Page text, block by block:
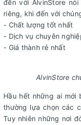
đến với AlvinStore
riêng, khi đến với
- Chất lượng tốt nhất
- Dịch vụ chuyên
- Giá thành rẻ nhất
AlvinStore
Hầu hết những ai mới
thường lựa chọn các
Tuy nhiên những nơi